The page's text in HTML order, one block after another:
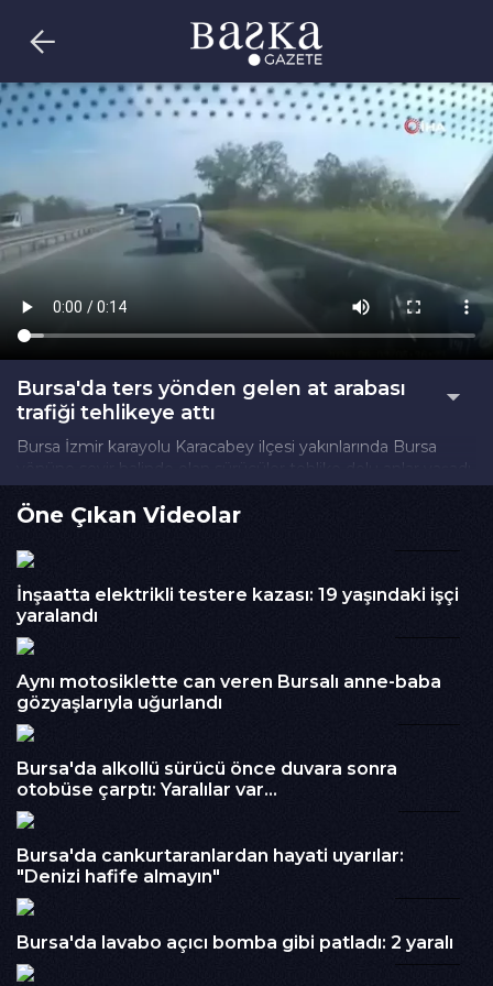
Bursa'da ters yönden gelen at arabası
trafiği tehlikeye attı
Bursa İzmir karayolu Karacabey ilçesi yakınlarında Bursa
yönüne seyir halinde olan sürücüler tehlike dolu anlar yaşadı.
Ters yönden, sol şeridi kullanarak ilerleyen bir at arabası
kazaya davetiye çıkardı.
İzlenme : 467
Embed Kodu :
Öne Çıkan Videolar
İnşaatta elektrikli testere kazası: 19 yaşındaki işçi
yaralandı
Aynı motosiklette can veren Bursalı anne-baba
gözyaşlarıyla uğurlandı
Bursa'da alkollü sürücü önce duvara sonra
otobüse çarptı: Yaralılar var...
Bursa'da cankurtaranlardan hayati uyarılar:
"Denizi hafife almayın"
Bursa'da lavabo açıcı bomba gibi patladı: 2 yaralı
02:20